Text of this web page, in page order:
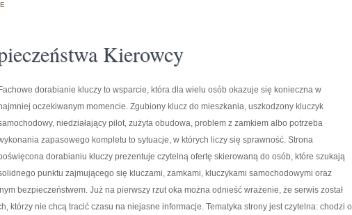
Kierowcy
Fachowe dorabianie kluczy to wsparcie, która dla wielu osób okazuje się konieczna w
oczekiwanym momencie. Zgubiony klucz do mieszkania, uszkodzony kluczyk
niedziałający pilot, zużyta obudowa, problem z zamkiem albo potrzeba
zapasowego kompletu to sytuacje, w których liczy się sprawność. Strona
dorabianiu kluczy prezentuje czytelną ofertę skierowaną do osób, które szukają
punktu zajmującego się kluczami, zamkami, kluczykami samochodowymi oraz
bezpieczeństwem. Już na pierwszy rzut oka można odnieść wrażenie, że serwis został
którzy nie chcą tracić czasu na niejasne informacje. Tematyka strony jest czytelna: chodzi o